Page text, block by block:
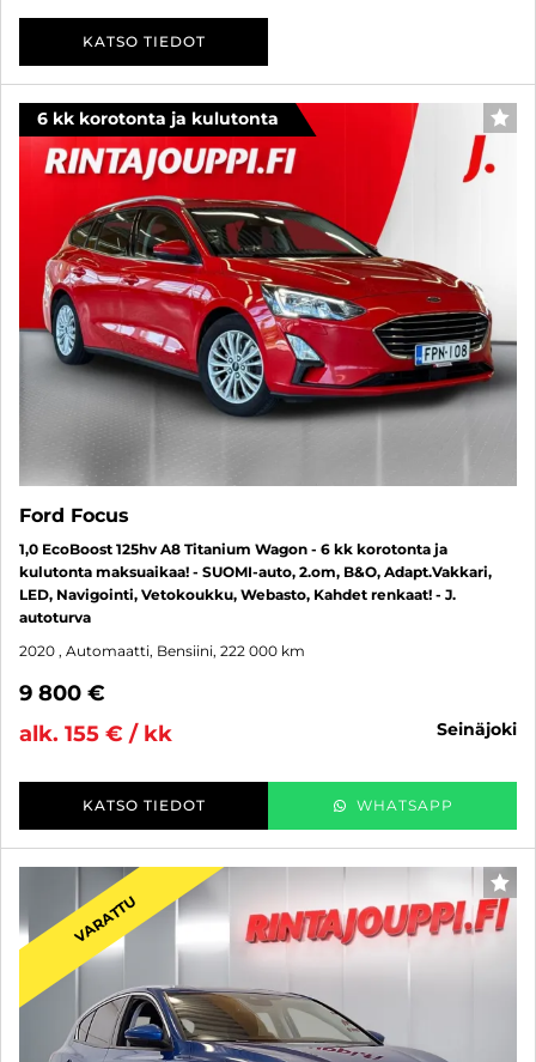
KATSO TIEDOT
6 kk korotonta ja kulutonta
Ford Focus
1,0 EcoBoost 125hv A8 Titanium Wagon - 6 kk korotonta ja
kulutonta maksuaikaa! - SUOMI-auto, 2.om, B&O, Adapt.Vakkari,
LED, Navigointi, Vetokoukku, Webasto, Kahdet renkaat! - J.
autoturva
2020 , Automaatti, Bensiini, 222 000 km
9 800 €
alk. 155 € / kk
seinäjoki
KATSO TIEDOT WHATSAPP
VARATTU